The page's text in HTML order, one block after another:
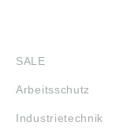
SALE
Arbeitsschutz
Industrietechnik